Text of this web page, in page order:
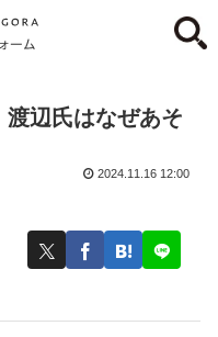
辺氏はなぜあそ
2024.11.16 12:00